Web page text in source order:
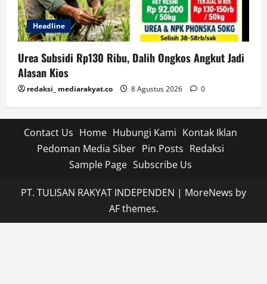
Headline
Urea Subsidi Rp130 Ribu, Dalih Ongkos Angkut Jadi
Alasan Kios
redaksi_ mediarakyat.co 8 Agustus 2026 0
Contact Us Home Hubungi Kami Kontak Iklan
Pedoman Media Siber Pin Posts Redaksi
Sample Page Subscribe Us
PT. TULISAN RAKYAT INDEPENDEN | MoreNews by
AF themes.